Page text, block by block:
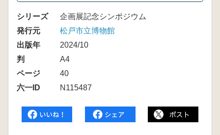
シリーズ
企画展記念シンポジウム
発行元
松戸市立博物館
出版年
2024/10
判
A4
ページ
40
六一ID
N115487